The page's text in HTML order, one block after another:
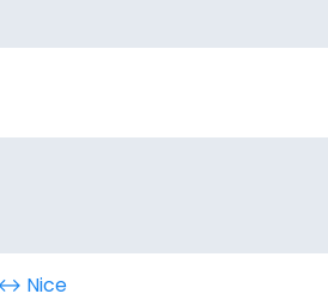
Nice